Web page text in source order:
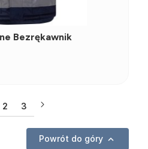
Bezrękawnik
2 3
Powrót do góry 